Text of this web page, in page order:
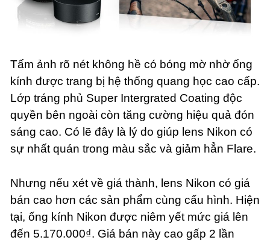
Tấm ảnh rõ nét không hề có bóng mờ nhờ ống
kính được trang bị hệ thống quang học cao cấp.
Lớp tráng phủ Super Intergrated Coating độc
quyền bên ngoài còn tăng cường hiệu quả đón
sáng cao. Có lẽ đây là lý do giúp lens Nikon có
sự nhất quán trong màu sắc và giảm hẳn Flare.
Nhưng nếu xét về giá thành, lens Nikon có giá
bán cao hơn các sản phẩm cùng cấu hình. Hiện
tại, ống kính Nikon được niêm yết mức giá lên
đến 5.170.000₫. Giá bán này cao gấp 2 lần